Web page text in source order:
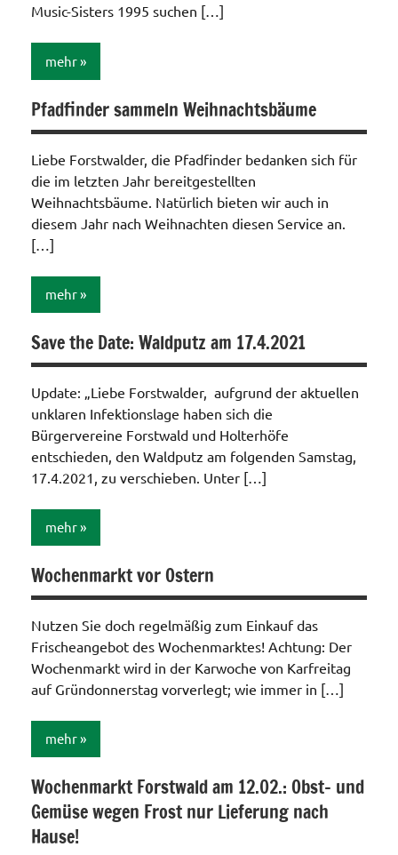
Music-Sisters 1995 suchen […]
mehr
Aktionen /
Veränderungen /
/Verbesserungen..
Vereine
Pfadfinder sammeln Weihnachtsbäume
Liebe Forstwalder, die Pfadfinder bedanken sich für
die im letzten Jahr bereitgestellten
Weihnachtsbäume. Natürlich bieten wir auch in
diesem Jahr nach Weihnachten diesen Service an.
[…]
mehr
Aktionen /
Veränderungen /
/Verbesserungen..
Save the Date: Waldputz am 17.4.2021
Update: „Liebe Forstwalder, aufgrund der aktuellen
unklaren Infektionslage haben sich die
Bürgervereine Forstwald und Holterhöfe
entschieden, den Waldputz am folgenden Samstag,
17.4.2021, zu verschieben. Unter […]
mehr
Aktionen /
Veränderungen /
/Verbesserungen..
Unser Wald
im
Wochenmarkt vor Ostern
Nutzen Sie doch regelmäßig zum Einkauf das
Frischeangebot des Wochenmarktes! Achtung: Der
Wochenmarkt wird in der Karwoche von Karfreitag
auf Gründonnerstag vorverlegt; wie immer in […]
mehr
Aktionen /
Veränderungen /
Angebote
/Verbesserungen..
Wochenmarkt Forstwald am 12.02.: Obst- und
Gemüse wegen Frost nur Lieferung nach
Hause!